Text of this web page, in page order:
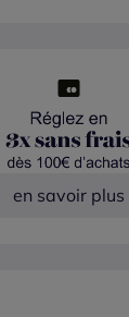
en savoir plus